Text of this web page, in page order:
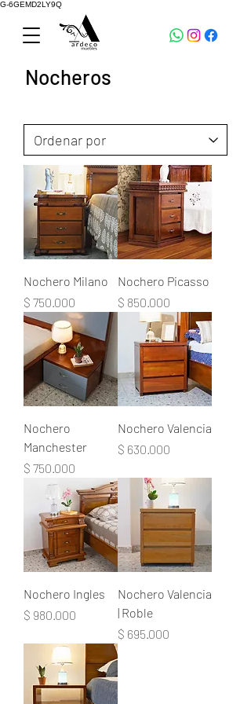
G-6GEMD2LY9Q
Nocheros
Nochero Milano
Precio
$ 750.000
Nochero Picasso
Precio
$ 850.000
Nochero
Manchester
Precio
$ 750.000
Nochero Valencia
Precio
$ 630.000
Nochero Ingles
Precio
$ 980.000
Nochero Valencia
| Roble
Precio
$ 695.000